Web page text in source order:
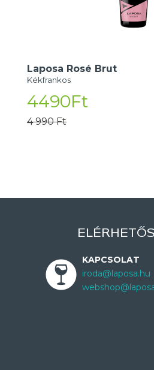
Laposa Rosé Brut
Kékfrankos
4490Ft
4 990 Ft
KAPCSOLAT
iroda@laposa.hu